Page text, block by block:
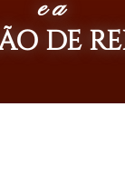
e a
DE